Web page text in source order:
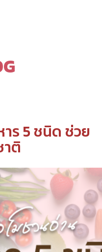
ร 5 ชนิด ช่วย
ติ